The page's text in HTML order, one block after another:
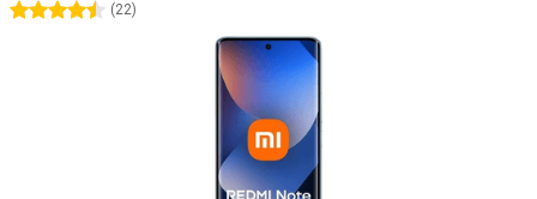
4.5 Sterne
(22)